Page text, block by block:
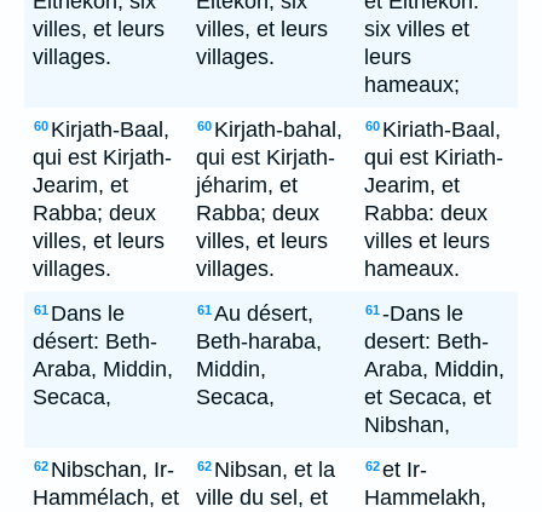
villes, et leurs
villages.
villes, et leurs
villages.
six villes et
leurs
hameaux;
60 Kirjath-Baal,
qui est Kirjath-
Jearim, et
Rabba; deux
villes, et leurs
villages.
60 Kirjath-bahal,
qui est Kirjath-
jéharim, et
Rabba; deux
villes, et leurs
villages.
60 Kiriath-Baal,
qui est Kiriath-
Jearim, et
Rabba: deux
villes et leurs
hameaux.
61 Dans le
désert: Beth-
Araba, Middin,
Secaca,
61Au désert,
Beth-haraba,
Middin,
Secaca,
61-Dans le
desert: Beth-
Araba, Middin,
et Secaca, et
Nibshan,
62 Nibschan, Ir-
Hammélach, et
62 Nibsan, et la
ville du sel, et
62et Ir-
Hammelakh,